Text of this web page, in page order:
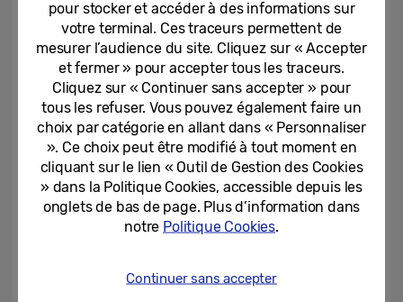
toujours parfaitement frais.
Avec une vaste gamme de fonctionnalités
intelligentes, le Family Hub™ apporte de
l’animation dans la cuisine et aide les
familles à rester organisées et connectées.
En 2022, le Family Hub™ intègre Samsung
TV Plus, donnant ainsi accès gratuitement
à des chaînes et émissions, disponibles
gratuitement, en direct et à la demande.
En complément, le Family Hub™ est
pour stocker et accéder à des informations sur
votre terminal. Ces traceurs permettent de
mesurer l’audience du site. Cliquez sur « Accepter
et fermer » pour accepter tous les traceurs.
Cliquez sur « Continuer sans accepter » pour
tous les refuser. Vous pouvez également faire un
choix par catégorie en allant dans « Personnaliser
». Ce choix peut être modifié à tout moment en
cliquant sur le lien « Outil de Gestion des Cookies
» dans la Politique Cookies, accessible depuis les
onglets de bas de page. Plus d’information dans
notre Politique Cookies.
Continuer sans accepter